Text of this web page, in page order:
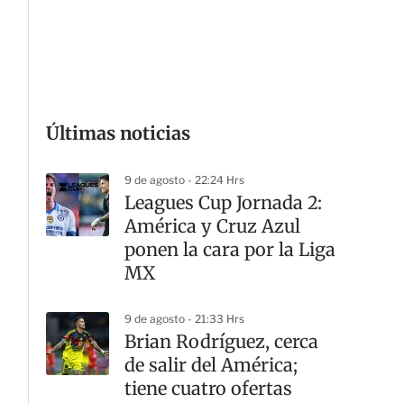
Últimas noticias
9 de agosto - 22:24 Hrs
Leagues Cup Jornada 2:
América y Cruz Azul
ponen la cara por la Liga
MX
9 de agosto - 21:33 Hrs
Brian Rodríguez, cerca
de salir del América;
tiene cuatro ofertas